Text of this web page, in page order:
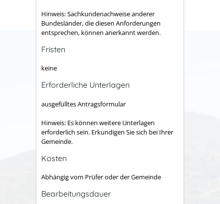
Hinweis:Sachkundenachweise anderer
Bundesländer, die diesen Anforderungen
entsprechen, können anerkannt werden.
Fristen
keine
Erforderliche Unterlagen
ausgefülltes Antragsformular
Hinweis: Es können weitere Unterlagen
erforderlich sein. Erkundigen Sie sich bei Ihrer
Gemeinde.
Kosten
Abhängig vom Prüfer oder der Gemeinde
Bearbeitungsdauer